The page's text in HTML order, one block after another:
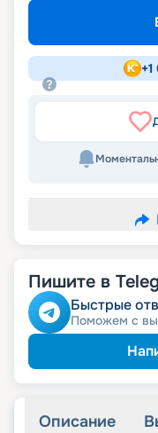
+1
Пишите в
Быстрые
Поможем с
Описание